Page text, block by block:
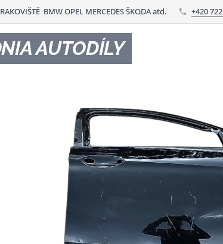
BMW OPEL MERCEDES ŠKODA atd. +420
AUTODÍLY